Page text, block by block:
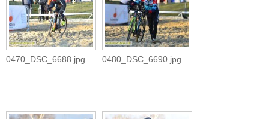
0470_DSC_6688.jpg 0480_DSC_6690.jpg